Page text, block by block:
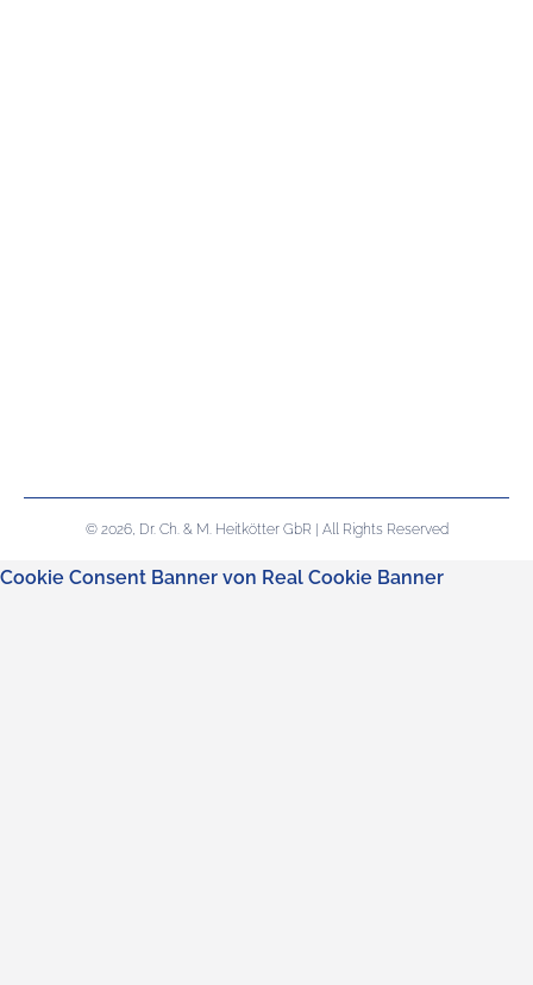
© 2026, Dr. Ch. & M. Heitkötter GbR | All Rights Reserved
Cookie Consent Banner von Real Cookie Banner